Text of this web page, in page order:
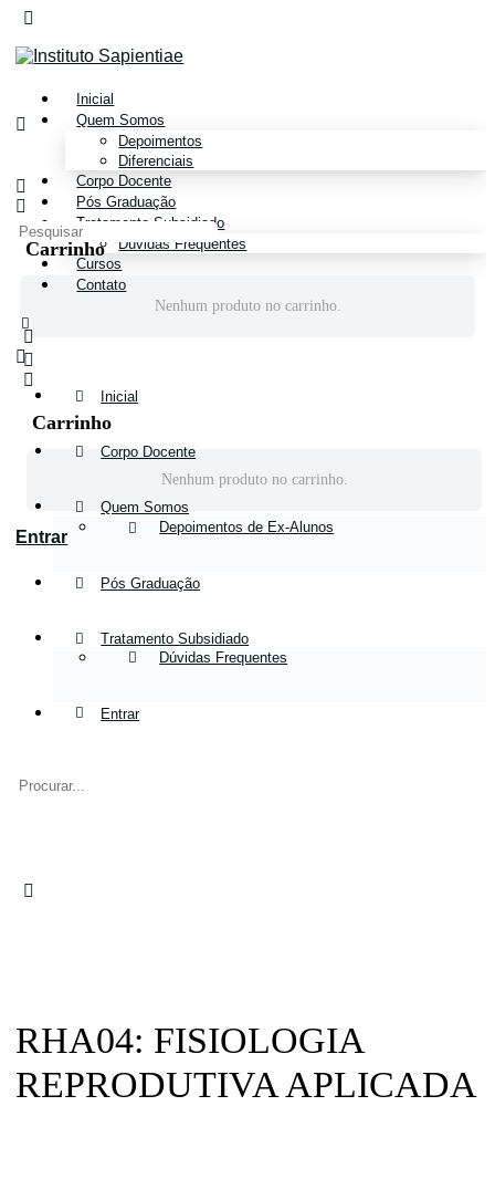
lateral
Inicial
Quem Somos
Depoimentos
Diferenciais
Corpo Docente
Pós Graduação
Tratamento Subsidiado
Dúvidas Frequentes
Cursos
Contato
Carrinho
Nenhum produto no carrinho.
Entrar
Carrinho
Nenhum produto no carrinho.
Pesquisar
por:
Inicial
Corpo Docente
Quem Somos
Depoimentos de Ex-Alunos
Pós Graduação
Tratamento Subsidiado
Dúvidas Frequentes
Entrar
Pesquisar
RHA04: FISIOLOGIA
REPRODUTIVA APLICADA